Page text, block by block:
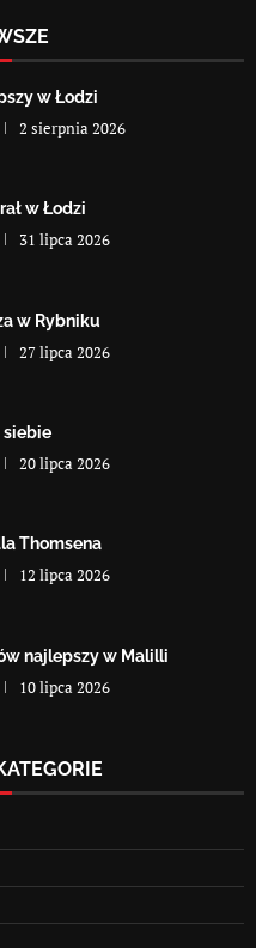
w Łodzi
2 sierpnia 2026
w Łodzi
31 lipca 2026
w Rybniku
27 lipca 2026
siebie
20 lipca 2026
Thomsena
12 lipca 2026
najlepszy w Malilli
10 lipca 2026